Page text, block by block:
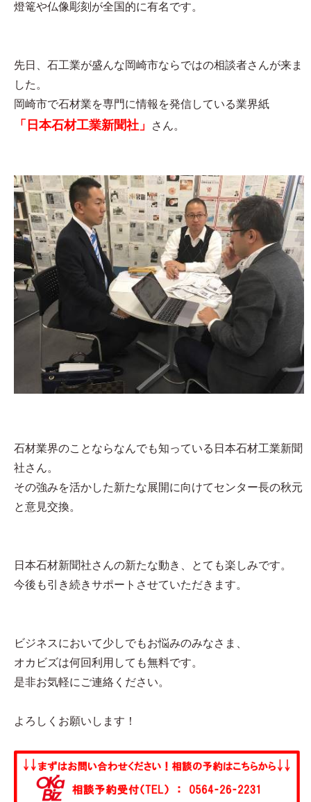
燈篭や仏像彫刻が全国的に有名です。
先日、石工業が盛んな岡崎市ならではの相談者さんが来ま
した。
岡崎市で石材業を専門に情報を発信している業界紙
「日本石材工業新聞社」 さん。
石材業界のことならなんでも知っている日本石材工業新聞
社さん。
その強みを活かした新たな展開に向けてセンター長の秋元
と意見交換。
日本石材新聞社さんの新たな動き、とても楽しみです。
今後も引き続きサポートさせていただきます。
ビジネスにおいて少しでもお悩みのみなさま、
オカビズは何回利用しても無料です。
是非お気軽にご連絡ください。
よろしくお願いします！